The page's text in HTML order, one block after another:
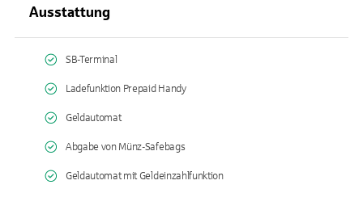
Ausstattung
SB-Terminal
Ladefunktion Prepaid Handy
Geldautomat
Abgabe von Münz-Safebags
Geldautomat mit Geldeinzahlfunktion